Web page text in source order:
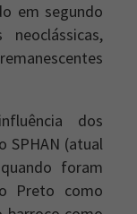
em segundo
dos
SPHAN (atual
foram
Preto como